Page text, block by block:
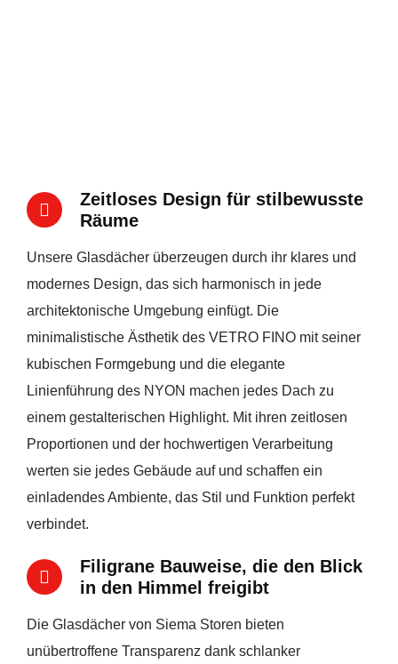
Zeitloses Design für stilbewusste
Räume
Unsere Glasdächer überzeugen durch ihr klares und
modernes Design, das sich harmonisch in jede
architektonische Umgebung einfügt. Die
minimalistische Ästhetik des VETRO FINO mit seiner
kubischen Formgebung und die elegante
Linienführung des NYON machen jedes Dach zu
einem gestalterischen Highlight. Mit ihren zeitlosen
Proportionen und der hochwertigen Verarbeitung
werten sie jedes Gebäude auf und schaffen ein
einladendes Ambiente, das Stil und Funktion perfekt
verbindet.
Filigrane Bauweise, die den Blick
in den Himmel freigibt
Die Glasdächer von Siema Storen bieten
unübertroffene Transparenz dank schlanker